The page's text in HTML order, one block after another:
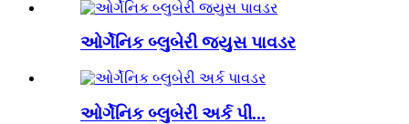
ઓર્ગેનિક બ્લુબેરી જ્યુસ પાવડર
ઓર્ગેનિક બ્લુબેરી અર્ક પી...